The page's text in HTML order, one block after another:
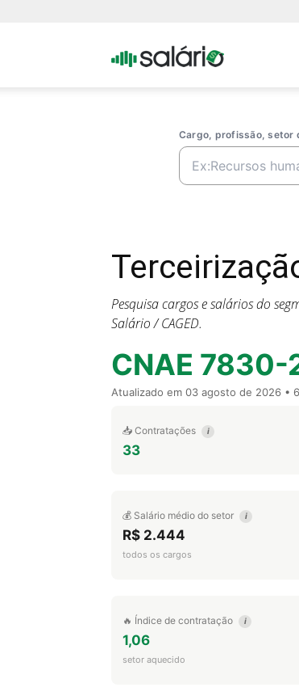
Portal
Cargo, profissão, setor
Pesquisa cargos e salários do
Salário / CAGED.
CNAE
Atualizado em 03 agosto de 2026 •
📥 Contratações i
33
💰 Salário médio do setor i
R$ 2.444
todos os cargos
🔥 Índice de contratação i
1,06
setor aquecido